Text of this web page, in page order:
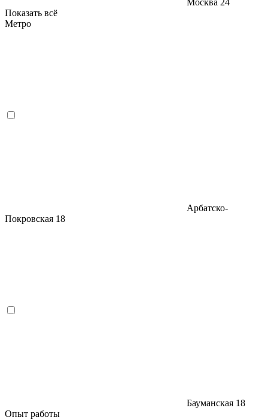
Москва 24
Показать всё
Метро
Арбатско-
Покровская 18
Бауманская 18
Опыт работы